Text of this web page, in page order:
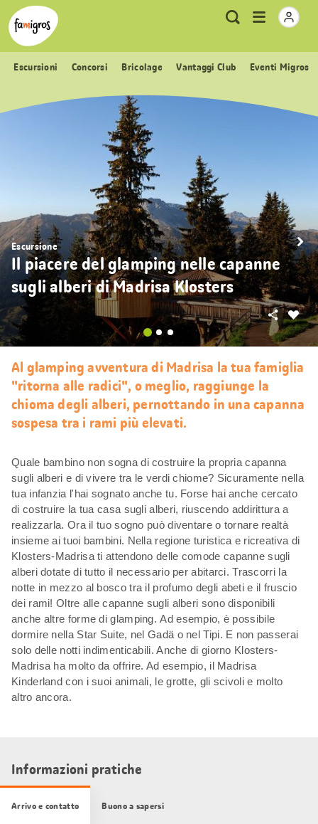
Navigazione
segnalibri
Header
Logo Metanavigazione
Ricerca
Apri
menu
Escursioni Concorsi Bricolage Vantaggi Club Eventi Migros
Escursione
Il piacere del glamping nelle capanne
sugli alberi di Madrisa Klosters
Mi
piace
Condividi
Al glamping avventura di Madrisa la tua famiglia
"ritorna alle radici", o meglio, raggiunge la
chioma degli alberi, pernottando in una capanna
sospesa tra i rami più elevati.
Quale bambino non sogna di costruire la propria capanna
sugli alberi e di vivere tra le verdi chiome? Sicuramente nella
tua infanzia l'hai sognato anche tu. Forse hai anche cercato
di costruire la tua casa sugli alberi, riuscendo addirittura a
realizzarla. Ora il tuo sogno può diventare o tornare realtà
insieme ai tuoi bambini. Nella regione turistica e ricreativa di
Klosters-Madrisa ti attendono delle comode capanne sugli
alberi dotate di tutto il necessario per abitarci. Trascorri la
notte in mezzo al bosco tra il profumo degli abeti e il fruscio
dei rami! Oltre alle capanne sugli alberi sono disponibili
anche altre forme di glamping. Ad esempio, è possibile
dormire nella Star Suite, nel Gadä o nel Tipi. E non passerai
solo delle notti indimenticabili. Anche di giorno Klosters-
Madrisa ha molto da offrire. Ad esempio, il Madrisa
Kinderland con i suoi animali, le grotte, gli scivoli e molto
altro ancora.
Informazioni pratiche
Arrivo e contatto Buono a sapersi